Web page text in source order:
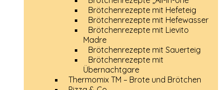
Brötchenrezepte mit Hefeteig
Brötchenrezepte mit Hefewasser
Brötchenrezepte mit Lievito
Madre
Brötchenrezepte mit Sauerteig
Brötchenrezepte mit
Übernachtgare
Thermomix TM – Brote und Brötchen